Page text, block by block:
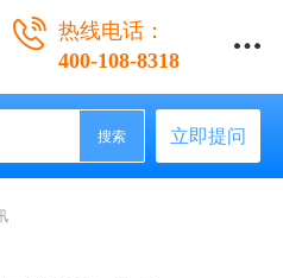
热线电话：
400-108-8318
搜索 立即提问